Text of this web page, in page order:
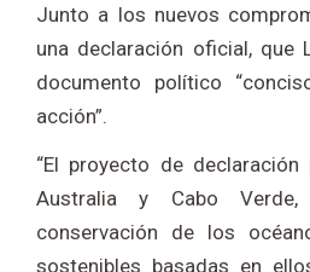
Junto a los nuevos
una declaración oficial, que
documento político
acción”.
“El proyecto de
Australia y Cabo
conservación de los
sostenibles basadas en